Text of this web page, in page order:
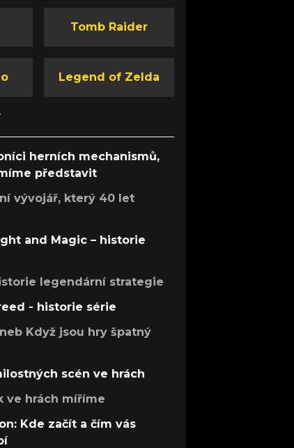
Tomb Raider
Legend of Zelda
herních mechanismů,
představit
vývojář, který 40 let
and Magic – historie
legendární strategie
- historie série
Když jsou hry špatný
scén ve hrách
ve hrách míříme
Kde začít a čím vás